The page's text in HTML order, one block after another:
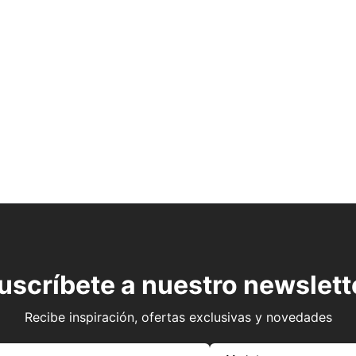
a nuestro
Recibe inspiración, ofertas exclusivas y novedades